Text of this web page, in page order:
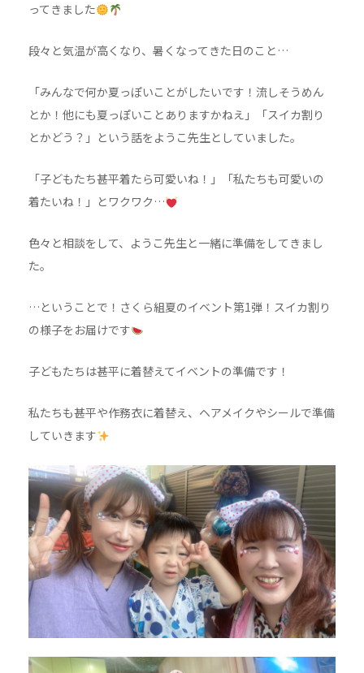
ってきました
段々と気温が高くなり、暑くなってきた日のこと…
「みんなで何か夏っぽいことがしたいです！流しそうめん
とか！他にも夏っぽいことありますかねえ」「スイカ割り
とかどう？」という話をようこ先生としていました。
「子どもたち甚平着たら可愛いね！」「私たちも可愛いの
着たいね！」とワクワク…
色々と相談をして、ようこ先生と一緒に準備をしてきまし
た。
…ということで！さくら組夏のイベント第1弾！スイカ割り
の様子をお届けです
子どもたちは甚平に着替えてイベントの準備です！
私たちも甚平や作務衣に着替え、ヘアメイクやシールで準備
していきます